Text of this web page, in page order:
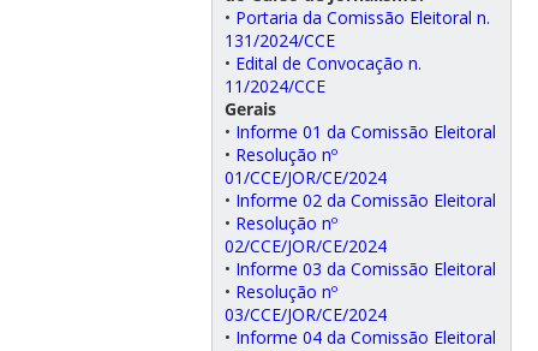
• Portaria da Comissão Eleitoral n.
131/2024/CCE
• Edital de Convocação n.
11/2024/CCE
Gerais
• Informe 01 da Comissão Eleitoral
• Resolução nº
01/CCE/JOR/CE/2024
• Informe 02 da Comissão Eleitoral
• Resolução nº
02/CCE/JOR/CE/2024
• Informe 03 da Comissão Eleitoral
• Resolução nº
03/CCE/JOR/CE/2024
• Informe 04 da Comissão Eleitoral